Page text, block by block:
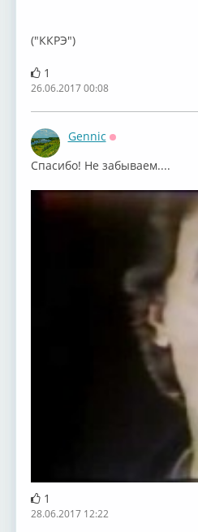
("ККРЭ")
1
26.06.2017 00:08
Gennic
Спасибо! Не забываем....
1
28.06.2017 12:22